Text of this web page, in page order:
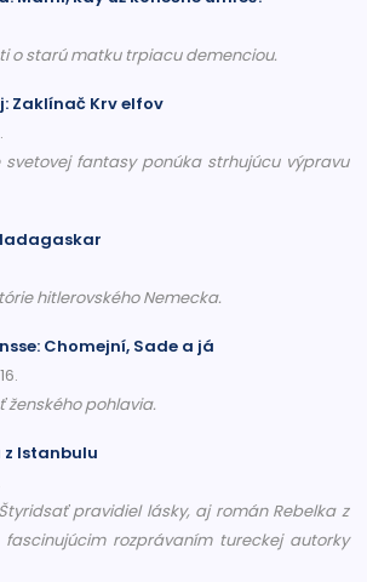
o starú matku trpiacu demenciou.
Zaklínač Krv elfov
svetovej fantasy ponúka strhujúcu výpravu
hitlerovského Nemecka.
Chomejní, Sade a já
ženského pohlavia.
z Istanbulu
pravidiel lásky, aj román Rebelka z
rozprávaním tureckej autorky